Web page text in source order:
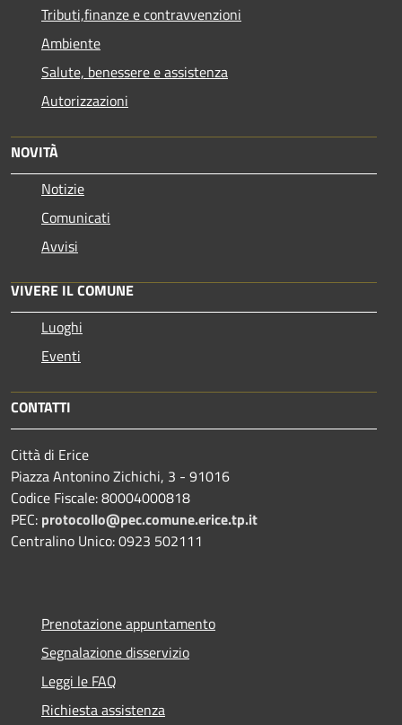
Tributi,finanze e contravvenzioni
Ambiente
Salute, benessere e assistenza
Autorizzazioni
NOVITÀ
Notizie
Comunicati
Avvisi
VIVERE IL COMUNE
Luoghi
Eventi
CONTATTI
Città di Erice
Piazza Antonino Zichichi, 3 - 91016
Codice Fiscale: 80004000818
PEC: protocollo@pec.comune.erice.tp.it
Centralino Unico: 0923 502111
Prenotazione appuntamento
Segnalazione disservizio
Leggi le FAQ
Richiesta assistenza